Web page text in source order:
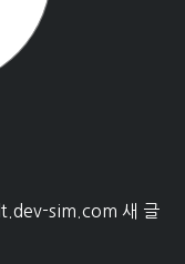
sim.com 새 글